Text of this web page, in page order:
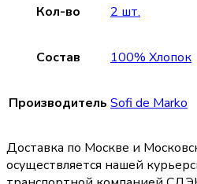
Кол-во 2 шт.
Состав 100% Хлопок
Производитель Sofi de Marko
Доставка по Москве и
осуществляется нашей